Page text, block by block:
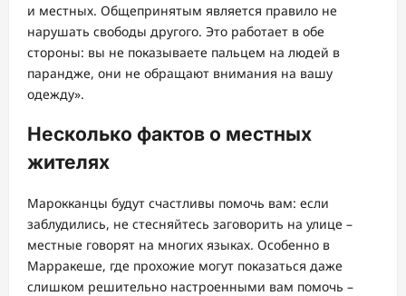
и местных. Общепринятым является правило не
нарушать свободы другого. Это работает в обе
стороны: вы не показываете пальцем на людей в
парандже, они не обращают внимания на вашу
одежду».
Несколько фактов о местных
жителях
Марокканцы будут счастливы помочь вам: если
заблудились, не стесняйтесь заговорить на улице –
местные говорят на многих языках. Особенно в
Марракеше, где прохожие могут показаться даже
слишком решительно настроенными вам помочь –